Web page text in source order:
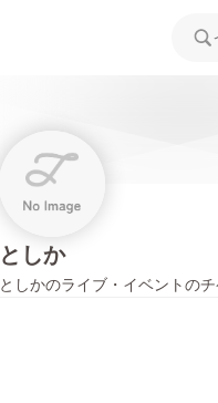
としか
としかのライブ・イベントの